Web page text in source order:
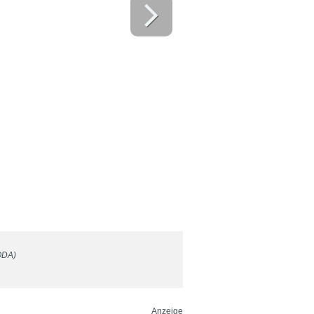
Anzeige